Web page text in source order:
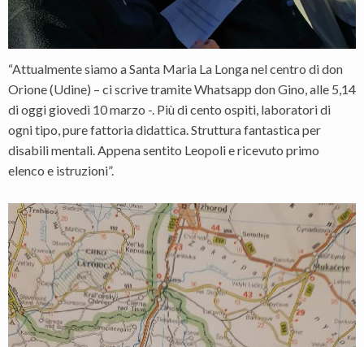
“Attualmente siamo a Santa Maria La Longa nel centro di don
Orione (Udine) – ci scrive tramite Whatsapp don Gino, alle 5,14
di oggi giovedì 10 marzo -. Più di cento ospiti, laboratori di
ogni tipo, pure fattoria didattica. Struttura fantastica per
disabili mentali. Appena sentito Leopoli e ricevuto primo
elenco e istruzioni”.